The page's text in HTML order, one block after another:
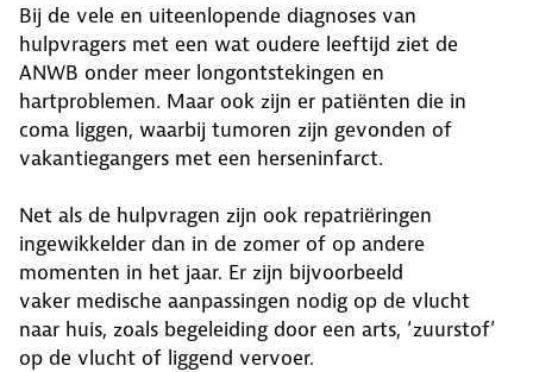
Bij de vele en uiteenlopende diagnoses van
hulpvragers met een wat oudere leeftijd ziet de
ANWB onder meer longontstekingen en
hartproblemen. Maar ook zijn er patiënten die in
coma liggen, waarbij tumoren zijn gevonden of
vakantiegangers met een herseninfarct.
Net als de hulpvragen zijn ook repatriëringen
ingewikkelder dan in de zomer of op andere
momenten in het jaar. Er zijn bijvoorbeeld
vaker medische aanpassingen nodig op de vlucht
naar huis, zoals begeleiding door een arts, ‘zuurstof’
op de vlucht of liggend vervoer.